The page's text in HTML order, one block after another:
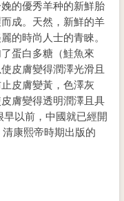
的優秀羊种的新鮮胎
成。天然，新鮮的羊
的時尚人士的青睞。
蛋白多糖（鮭魚來
皮膚變得潤澤光滑且
皮膚變黃，色澤灰
膚變得透明潤澤且具
以前，中國就已經開
康熙帝時期出版的